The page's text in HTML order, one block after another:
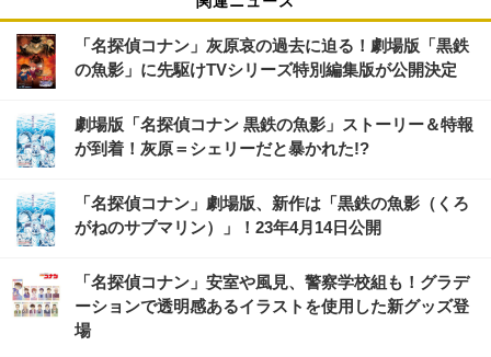
「名探偵コナン」灰原哀の過去に迫る！劇場版「黒鉄
の魚影」に先駆けTVシリーズ特別編集版が公開決定
劇場版「名探偵コナン 黒鉄の魚影」ストーリー＆特報
が到着！灰原＝シェリーだと暴かれた!?
「名探偵コナン」劇場版、新作は「黒鉄の魚影（くろ
がねのサブマリン）」！23年4月14日公開
「名探偵コナン」安室や風見、警察学校組も！グラデ
ーションで透明感あるイラストを使用した新グッズ登
場